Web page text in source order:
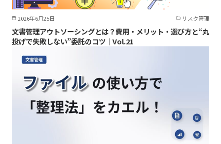
2026年6月25日 リスク管理
文書管理アウトソーシングとは？費用・メリット・選び方と“丸
投げで失敗しない”委託のコツ｜Vol.21